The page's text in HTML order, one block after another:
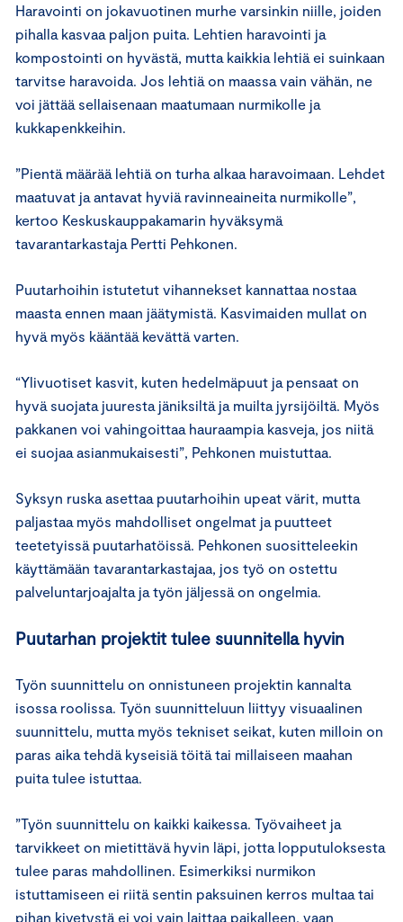
Haravointi on jokavuotinen murhe varsinkin niille, joiden
pihalla kasvaa paljon puita. Lehtien haravointi ja
kompostointi on hyvästä, mutta kaikkia lehtiä ei suinkaan
tarvitse haravoida. Jos lehtiä on maassa vain vähän, ne
voi jättää sellaisenaan maatumaan nurmikolle ja
kukkapenkkeihin.
”Pientä määrää lehtiä on turha alkaa haravoimaan. Lehdet
maatuvat ja antavat hyviä ravinneaineita nurmikolle”,
kertoo Keskuskauppakamarin hyväksymä
tavarantarkastaja Pertti Pehkonen.
Puutarhoihin istutetut vihannekset kannattaa nostaa
maasta ennen maan jäätymistä. Kasvimaiden mullat on
hyvä myös kääntää kevättä varten.
“Ylivuotiset kasvit, kuten hedelmäpuut ja pensaat on
hyvä suojata juuresta jäniksiltä ja muilta jyrsijöiltä. Myös
pakkanen voi vahingoittaa hauraampia kasveja, jos niitä
ei suojaa asianmukaisesti”, Pehkonen muistuttaa.
Syksyn ruska asettaa puutarhoihin upeat värit, mutta
paljastaa myös mahdolliset ongelmat ja puutteet
teetetyissä puutarhatöissä. Pehkonen suositteleekin
käyttämään tavarantarkastajaa, jos työ on ostettu
palveluntarjoajalta ja työn jäljessä on ongelmia.
Puutarhan projektit tulee suunnitella hyvin
Työn suunnittelu on onnistuneen projektin kannalta
isossa roolissa. Työn suunnitteluun liittyy visuaalinen
suunnittelu, mutta myös tekniset seikat, kuten milloin on
paras aika tehdä kyseisiä töitä tai millaiseen maahan
puita tulee istuttaa.
”Työn suunnittelu on kaikki kaikessa. Työvaiheet ja
tarvikkeet on mietittävä hyvin läpi, jotta lopputuloksesta
tulee paras mahdollinen. Esimerkiksi nurmikon
istuttamiseen ei riitä sentin paksuinen kerros multaa tai
pihan kivetystä ei voi vain laittaa paikalleen, vaan